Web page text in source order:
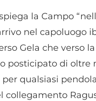
la Campo
nel capoluogo
Gela che verso
posticipato di oltre
qualsiasi
collegamento